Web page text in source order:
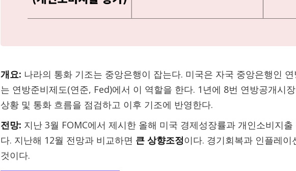
개요: 나라의 통화 기조는 중앙은행이 잡는다. 미국은 자국 중앙은행인
는 연방준비제도(연준, Fed)에서 이 역할을 한다. 1년에 8번 연방공개시
상황 및 통화 흐름을 점검하고 이후 기조에 반영한다.
전망: 지난 3월 FOMC에서 제시한 올해 미국 경제성장률과 개인소비지
다. 지난해 12월 전망과 비교하면 큰 상향조정이다. 경기회복과 인플레
것이다.